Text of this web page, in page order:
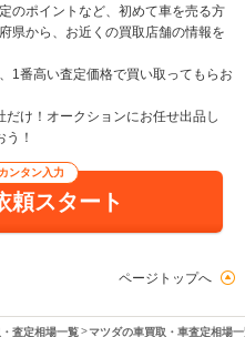
のポイントなど、初めて車を売る方
県から、お近くの買取店舗の情報を
1番高い査定価格で買い取ってもらお
だけ！オークションにお任せ出品し
！
ンタン入力
頼スタート
ページトップへ
査定相場一覧 マツダの車買取・車査定相場